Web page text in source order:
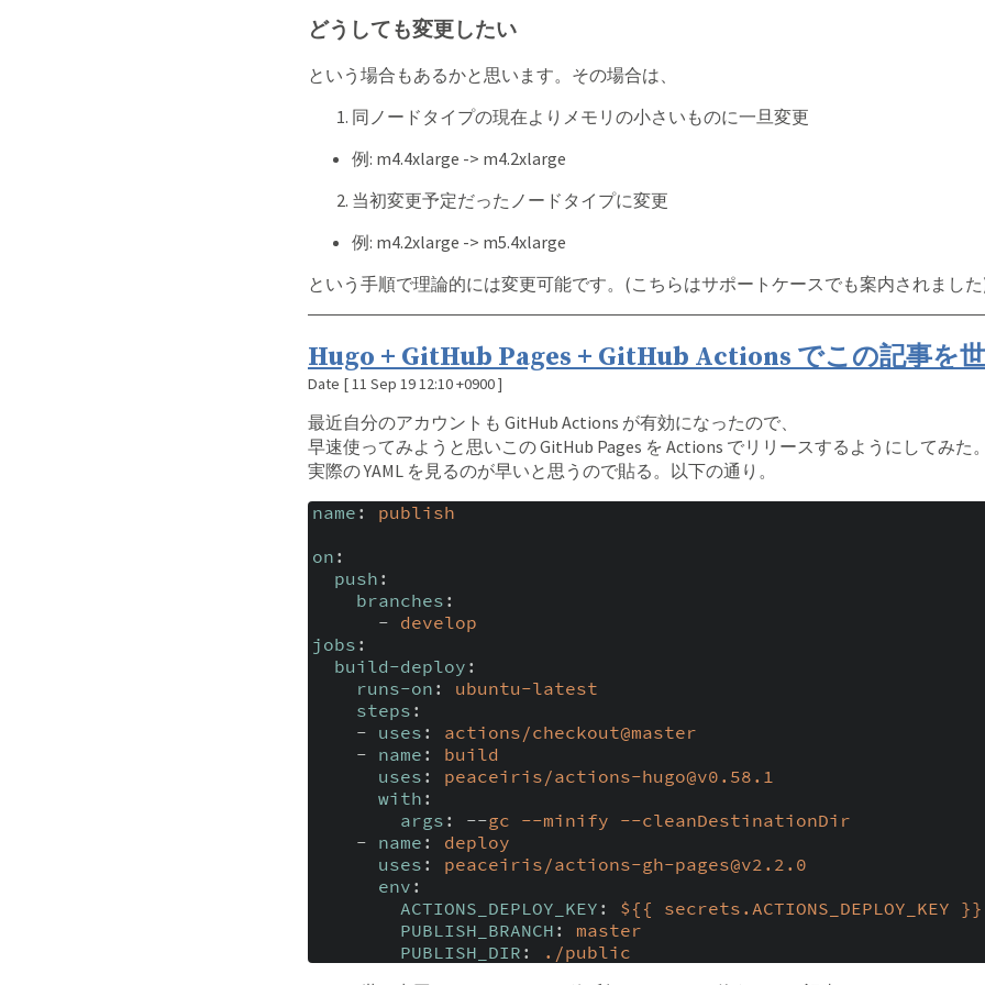
どうしても変更したい
という場合もあるかと思います。その場合は、
同ノードタイプの現在よりメモリの小さいものに一旦変更
例: m4.4xlarge -> m4.2xlarge
当初変更予定だったノードタイプに変更
例: m4.2xlarge -> m5.4xlarge
という手順で理論的には変更可能です。(こちらはサポートケースでも案内されました
Hugo + GitHub Pages + GitHub Actions でこの記事を
Date [11 Sep 19 12:10 +0900]
最近自分のアカウントも GitHub Actions が有効になったので、
早速使ってみようと思いこの GitHub Pages を Actions でリリースするようにしてみた。
実際の YAML を見るのが早いと思うので貼る。以下の通り。
name :
publish
on :
push :
branches :
- develop
jobs :
build-deploy :
runs-on :
ubuntu-latest
steps :
- uses :
actions/checkout@master
- name :
build
uses :
peaceiris/actions-hugo@v0.58.1
with :
args : --gc --minify --cleanDestinationDir
- name :
deploy
uses :
peaceiris/actions-gh-pages@v2.2.0
env :
ACTIONS_DEPLOY_KEY :
${{ secrets.ACTIONS_DEPLOY_KEY }}
PUBLISH_BRANCH :
master
PUBLISH_DIR :
./public